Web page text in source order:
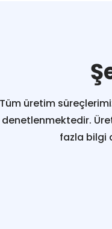
Tüm üretim
denetlenmektedir.
fazla bilgi